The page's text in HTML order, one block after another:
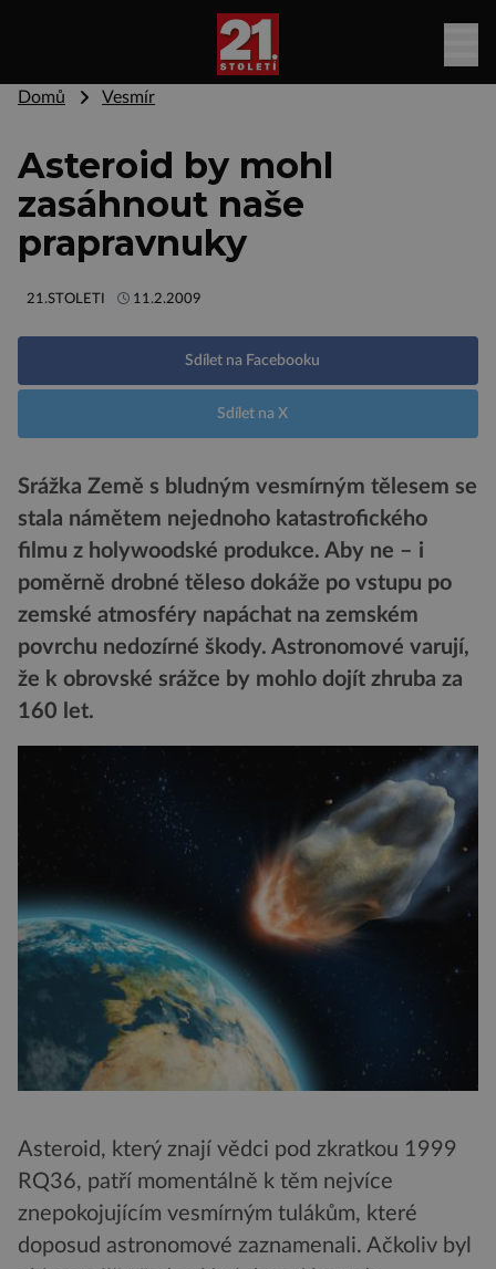
Domů Vesmír
Asteroid by mohl
zasáhnout naše
prapravnuky
21.STOLETI 11.2.2009
Sdílet na Facebooku
Sdílet na X
Srážka Země s bludným vesmírným tělesem se
stala námětem nejednoho katastrofického
filmu z holywoodské produkce. Aby ne – i
poměrně drobné těleso dokáže po vstupu po
zemské atmosféry napáchat na zemském
povrchu nedozírné škody. Astronomové varují,
že k obrovské srážce by mohlo dojít zhruba za
160 let.
Asteroid, který znají vědci pod zkratkou 1999
RQ36, patří momentálně k těm nejvíce
znepokojujícím vesmírným tulákům, které
doposud astronomové zaznamenali. Ačkoliv byl